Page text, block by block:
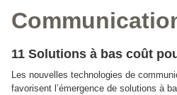
11 Solutions à bas coût
Les nouvelles technologies de
favorisent l’émergence de solutions à